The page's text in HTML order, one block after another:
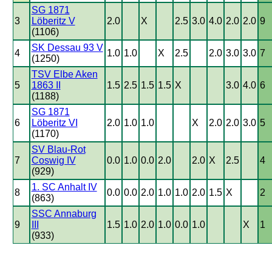
3
SG 1871
Löberitz V
(1106)
2.0 X 2.5 3.0 4.0 2.0 2.0 9
4
SK Dessau 93 V
(1250)
1.0 1.0 X 2.5 2.0 3.0 3.0 7
5
TSV Elbe Aken
1863 II
(1188)
1.5 2.5 1.5 1.5 X 3.0 4.0 6
6
SG 1871
Löberitz VI
(1170)
2.0 1.0 1.0 X 2.0 2.0 3.0 5
7
SV Blau-Rot
Coswig IV
(929)
0.0 1.0 0.0 2.0 2.0 X 2.5 4
8
1. SC Anhalt IV
(863)
0.0 0.0 2.0 1.0 1.0 2.0 1.5 X 2
9
SSC Annaburg
(933)
1.5 1.0 2.0 1.0 0.0 1.0 X 1